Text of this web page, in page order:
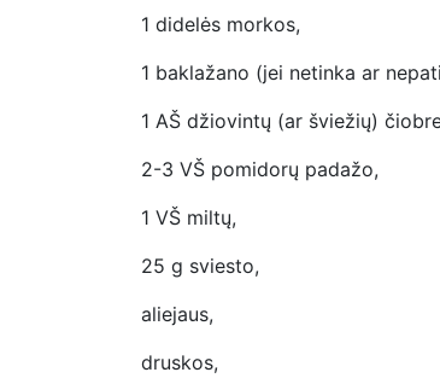
1 didelės morkos,
1 baklažano (jei netinka ar
1 AŠ džiovintų (ar šviežių)
2-3 VŠ pomidorų padažo,
1 VŠ miltų,
25 g sviesto,
aliejaus,
druskos,